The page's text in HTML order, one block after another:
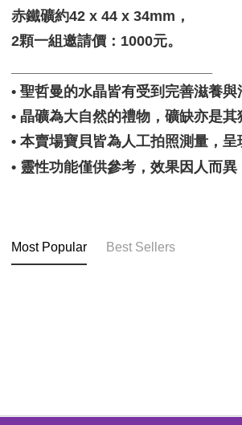
赤鐵礦約42 x 44 x 34mm，
2顆一組邀請價：1000元。
• 聖哲曼的水晶皆有受到完善滋養
• 晶礦為大自然的禮物，礦缺亦是
• 本賣場寶貝皆為人工拍照測量，
• 靈性功能僅供參考，效果因人而
Most Popular Best Sellers